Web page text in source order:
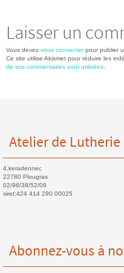
Laisser un
Vous devez vous connecterpour publier
Ce site utilise Akismet pour réduire les
de vos commentaires sont utilisées
Atelier de Lutherie
4,keradennec
22780 Plougras
02/96/38/52/09
siret:424 414 290 00025
Abonnez-vous à